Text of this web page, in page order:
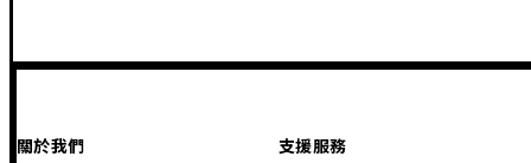
關於我們 支援服務